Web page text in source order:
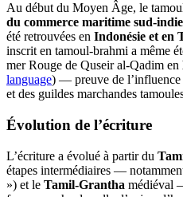
Au début du Moyen Âge, le
du commerce maritime sud-
été retrouvées en Indonésie et en
inscrit en tamoul-brahmi a même
mer Rouge de Quseir al-Qadim en
language) — preuve de l’influence
et des guildes marchandes
Évolution de l’écriture
L’écriture a évolué à partir du
étapes intermédiaires —
») et le Tamil-Grantha médiéval